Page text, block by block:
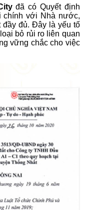
đã có Quyết định
chính với Nhà nước,
đầy đủ. Đây là yếu tố
bỏ rủi ro liên quan
vững chắc cho việc